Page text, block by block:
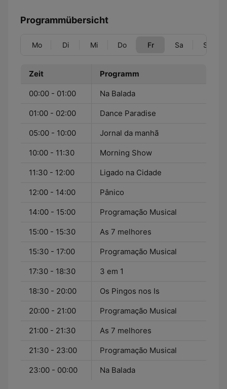
Programmübersicht
Mo Di Mi Do Fr Sa So
Zeit Programm
00:00 - 01:00 Na Balada
01:00 - 02:00 Dance Paradise
05:00 - 10:00 Jornal da manhã
10:00 - 11:30 Morning Show
11:30 - 12:00 Ligado na Cidade
12:00 - 14:00 Pânico
14:00 - 15:00 Programação Musical
15:00 - 15:30 As 7 melhores
15:30 - 17:00 Programação Musical
17:30 - 18:30 3 em 1
18:30 - 20:00 Os Pingos nos Is
20:00 - 21:00 Programação Musical
21:00 - 21:30 As 7 melhores
21:30 - 23:00 Programação Musical
23:00 - 00:00 Na Balada